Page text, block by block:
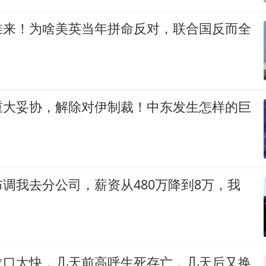
！为啥美英当年拼命反对，联合国反而全
妥协，解除对伊制裁！中东发生怎样的巨
我去分公司，薪资从480万降到8万，我
太快，几天前高呼生死存亡，几天后又换